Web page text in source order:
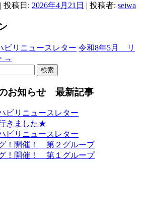
| 投稿日: 2026年4月21日 | 投稿者: seiwa
リニュースレター 令和8年5月 リ
→
お知らせ 最新記事
ビリニュースレター
きました★
ビリニュースレター
！開催！ 第２グループ
！開催！ 第１グループ